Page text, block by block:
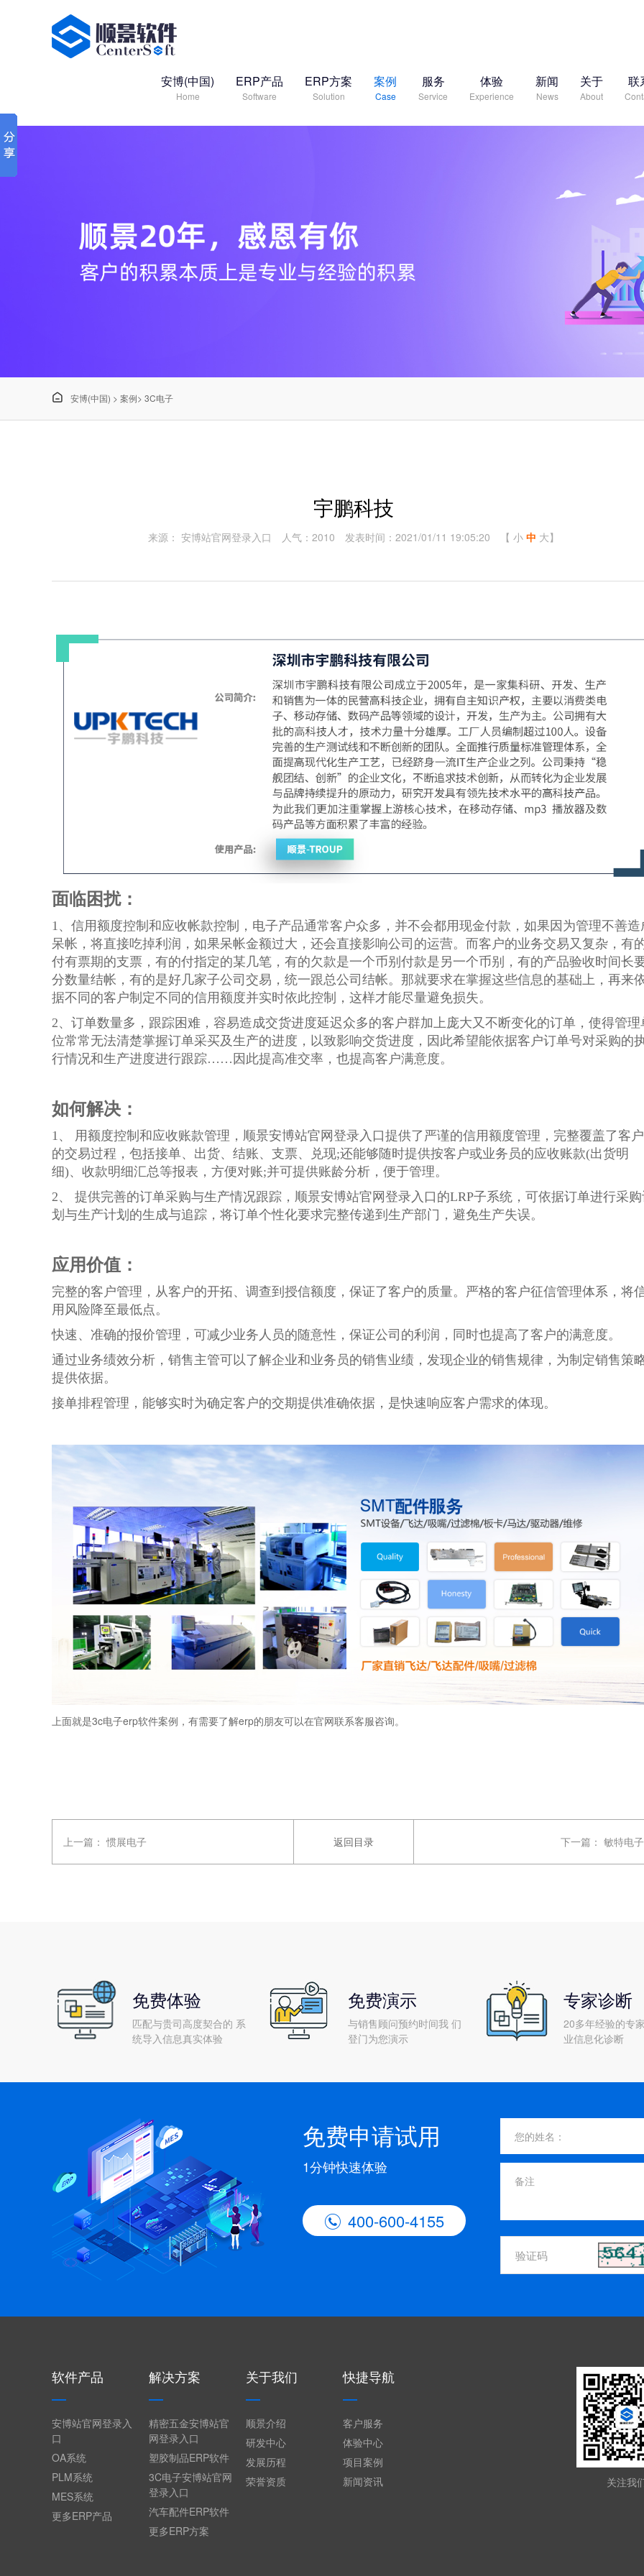
安博(中国)
Home
ERP产品
Software
ERP方案
Solution
案例
Case
服务
Service
体验
Experience
新闻
News
关于
About
联
 安博(中国) > 案例> 3C电子
宇鹏科技
来源： 安博站官网登录入口 人气：2010 发表时间：2021/01/11 19:05:20 【 小 中 大】
面临困扰：
1、信用额度控制和应收帐款控制，电子产品通常客户众多，并不会都用现金付款，如果因为管理不善造
呆帐，将直接吃掉利润，如果呆帐金额过大，还会直接影响公司的运营。而客户的业务交易又复杂，有
付有票期的支票，有的付指定的某几笔，有的欠款是一个币别付款是另一个币别，有的产品验收时间长
分数量结帐，有的是好几家子公司交易，统一跟总公司结帐。那就要求在掌握这些信息的基础上，再来
据不同的客户制定不同的信用额度并实时依此控制，这样才能尽量避免损失。
2、订单数量多，跟踪困难，容易造成交货进度延迟众多的客户群加上庞大又不断变化的订单，使得管理
位常常无法清楚掌握订单采买及生产的进度，以致影响交货进度，因此希望能依据客户订单号对采购的
行情况和生产进度进行跟踪……因此提高准交率，也提高客户满意度。
如何解决：
1、 用额度控制和应收账款管理，顺景安博站官网登录入口提供了严谨的信用额度管理，完整覆盖了客户
的交易过程，包括接单、出货、结账、支票、兑现;还能够随时提供按客户或业务员的应收账款(出货明
细)、收款明细汇总等报表，方便对账;并可提供账龄分析，便于管理。
2、 提供完善的订单采购与生产情况跟踪，顺景安博站官网登录入口的LRP子系统，可依据订单进行采
划与生产计划的生成与追踪，将订单个性化要求完整传递到生产部门，避免生产失误。
应用价值：
完整的客户管理，从客户的开拓、调查到授信额度，保证了客户的质量。严格的客户征信管理体系，将
用风险降至最低点。
快速、准确的报价管理，可减少业务人员的随意性，保证公司的利润，同时也提高了客户的满意度。
通过业务绩效分析，销售主管可以了解企业和业务员的销售业绩，发现企业的销售规律，为制定销售策
提供依据。
接单排程管理，能够实时为确定客户的交期提供准确依据，是快速响应客户需求的体现。
上面就是3c电子erp软件案例，有需要了解erp的朋友可以在官网联系客服咨询。
上一篇：惯展电子 返回目录 下一篇： 敏特电子
免费体验
匹配与贵司高度契合的 系
统导入信息真实体验
免费演示
与销售顾问预约时间我 们
登门为您演示
专家诊断
20多年经验的专
业信息化诊断
免费申请试用
1分钟快速体验
 400-600-4155
软件产品
安博站官网登录入
口
OA系统
PLM系统
MES系统
更多ERP产品
解决方案
精密五金安博站官
网登录入口
塑胶制品ERP软件
3C电子安博站官网
登录入口
汽车配件ERP软件
更多ERP方案
关于我们
顺景介绍
研发中心
发展历程
荣誉资质
快捷导航
客户服务
体验中心
项目案例
新闻资讯
关注我